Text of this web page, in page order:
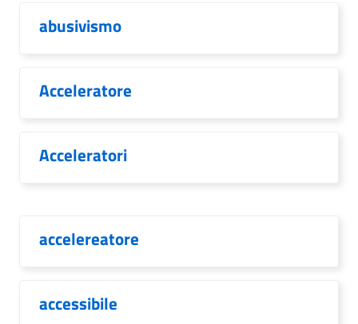
abusivismo
Acceleratore
Acceleratori
accelereatore
accessibile